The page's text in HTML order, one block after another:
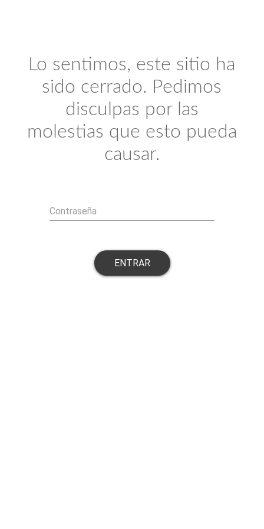
Lo sentimos, este sitio ha
sido cerrado. Pedimos
disculpas por las
molestias que esto pueda
causar.
Contraseña
ENTRAR